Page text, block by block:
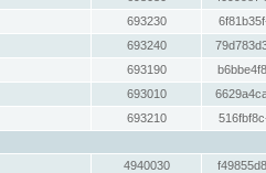
693230
693240
693190
693010
693210
4940030